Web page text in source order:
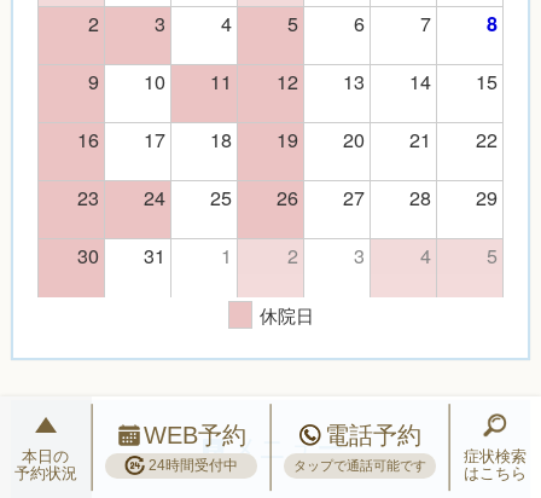
2
3 4 5 6 7 8
9 10 11 12 13 14
15
16
17 18 19 20 21
22
23
24 25 26 27 28
29
30
31 1 2 3 4 5
休院日
メニュー
本日の
予約状況
WEB予約
24時間受付中
電話予約
タップで通話可能です
症状検索
はこちら